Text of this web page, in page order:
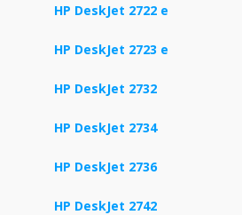
HP DeskJet 2722 e
HP DeskJet 2723 e
HP DeskJet 2732
HP DeskJet 2734
HP DeskJet 2736
HP DeskJet 2742